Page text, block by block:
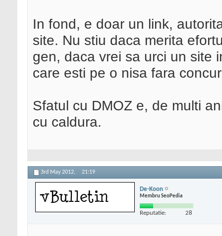
In fond, e doar un link,
site. Nu stiu daca merita
gen, daca vrei sa urci un site
care esti pe o nisa fara
Sfatul cu DMOZ e, de multi
cu caldura.
3rd May 2012, 21:19
De-Koon
Membru SeoPedia
Reputatie: 28